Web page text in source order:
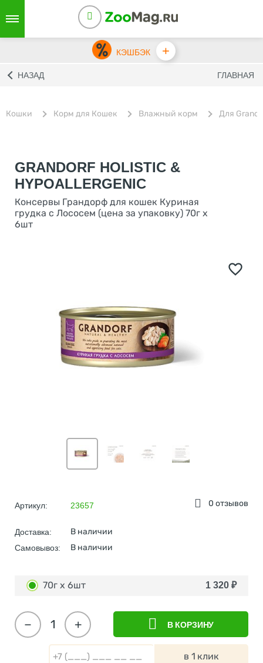
КЭШБЭК +
НАЗАД ГЛАВНАЯ
Кошки Корм для Кошек Влажный корм Для
GRANDORF HOLISTIC &
HYPOALLERGENIC
Консервы Грандорф для кошек Куриная
грудка с Лососем (цена за упаковку) 70г х
6шт
0 отзывов
Артикул: 23657
Доставка: В наличии
Самовывоз: В наличии
70г х 6шт 1 320 ₽
+
− В КОРЗИНУ
в 1 клик